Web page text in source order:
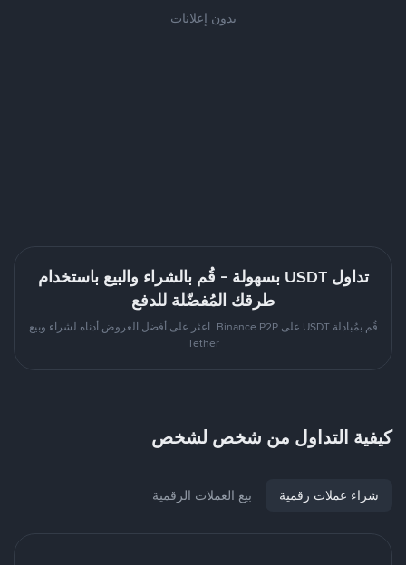
بدون إعلانات
تداول USDT بسهولة - قُم بالشراء والبيع باستخدام
طرقك المُفضّلة للدفع
قُم بمُبادلة USDT على Binance P2P. اعثر على أفضل العروض أدناه لشراء وبيع
Tether
كيفية التداول من شخص لشخص
شراء عملات رقمية بيع العملات الرقمية